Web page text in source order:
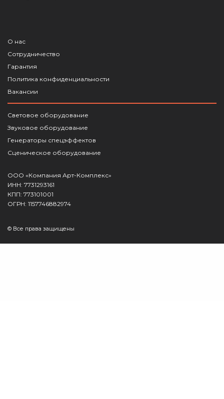
О нас
Сотрудничество
Гарантия
Политика конфиденциальности
Вакансии
Световое оборудование
Звуковое оборудование
Генераторы спецэффектов
Сценическое оборудование
ООО «Компания Арт-Комплекс»
ИНН: 7731293161
КПП: 773101001
ОГРН: 1157746882974
© Все права защищены